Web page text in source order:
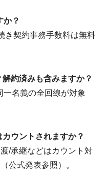
か？
き契約事務手数料は無料
約済みも含みますか？
名義の全回線が対象
ウントされますか？
/承継などはカウント対
公式発表参照）。